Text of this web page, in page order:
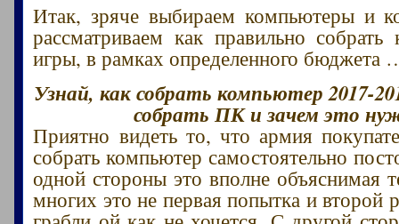
Итак, зряче выбираем компьютеры и
рассматриваем как правильно
игры, в рамках определенного бюджета
Узнай, как собрать компьютер 2017-
собрать ПК и зачем это
Приятно видеть то, что армия
собрать компьютер самостоятельно
одной стороны это вполне объяснимая
многих это не первая попытка и второй